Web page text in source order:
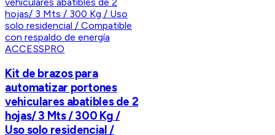
ACCESSPRO
Kit de brazos para
automatizar portones
vehiculares abatibles de 2
hojas/ 3 Mts / 300 Kg /
Uso solo residencial /